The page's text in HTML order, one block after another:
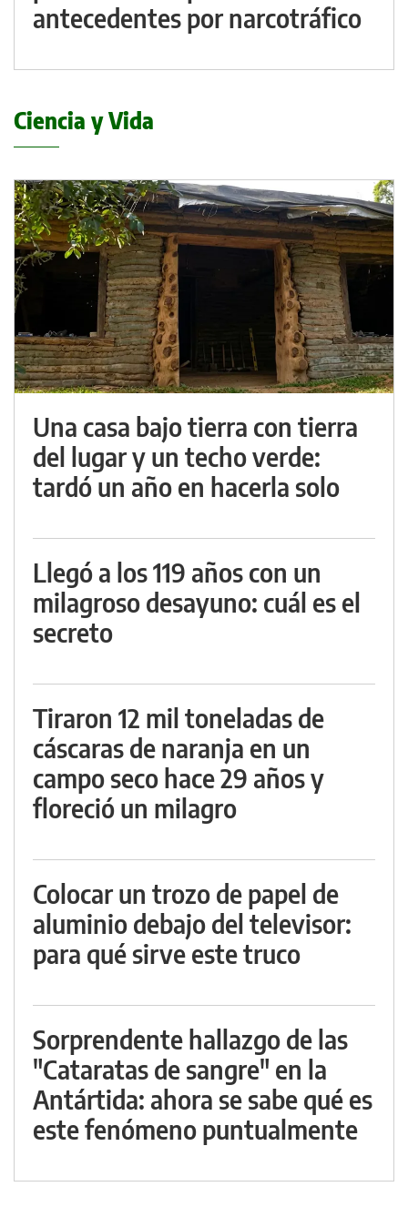
antecedentes por narcotráfico
Ciencia y Vida
Una casa bajo tierra con tierra
del lugar y un techo verde:
tardó un año en hacerla solo
Llegó a los 119 años con un
milagroso desayuno: cuál es el
secreto
Tiraron 12 mil toneladas de
cáscaras de naranja en un
campo seco hace 29 años y
floreció un milagro
Colocar un trozo de papel de
aluminio debajo del televisor:
para qué sirve este truco
Sorprendente hallazgo de las
"Cataratas de sangre" en la
Antártida: ahora se sabe qué es
este fenómeno puntualmente